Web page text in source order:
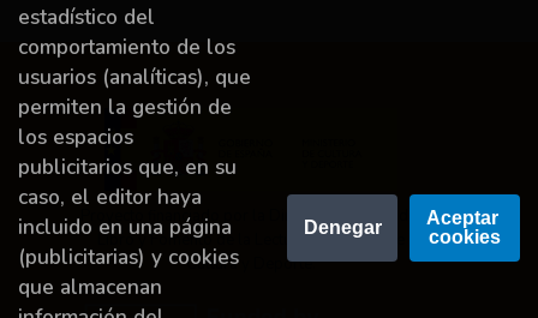
Proyecto financiado por la Dirección General del
Libro y Fomento de la Lectura, Ministerio de
Cultura y Deporte.
estadístico del
comportamiento de los
usuarios (analíticas), que
permiten la gestión de
los espacios
publicitarios que, en su
caso, el editor haya
incluido en una página
(publicitarias) y cookies
que almacenan
Denegar
Aceptar
cookies